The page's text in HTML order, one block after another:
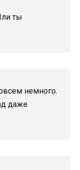
ты
немного.
даже